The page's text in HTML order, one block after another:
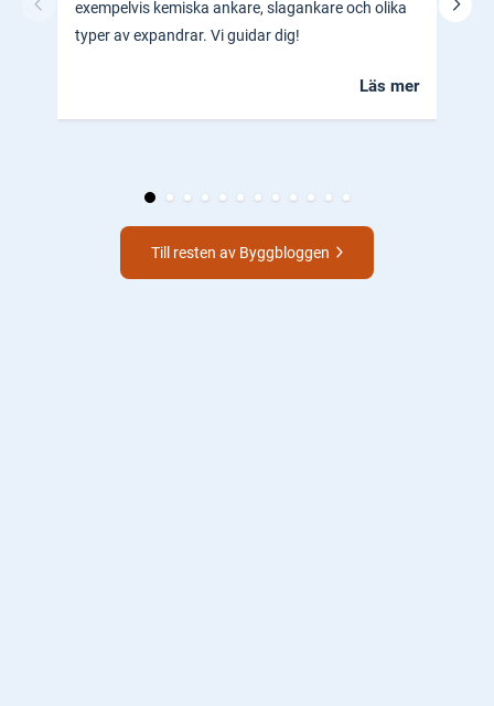
exempelvis kemiska ankare, slagankare och olika
typer av expandrar. Vi guidar dig!
Läs mer
Till resten av Byggbloggen